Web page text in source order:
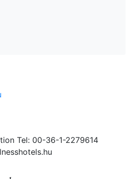
Tel: 00-36-1-2279614